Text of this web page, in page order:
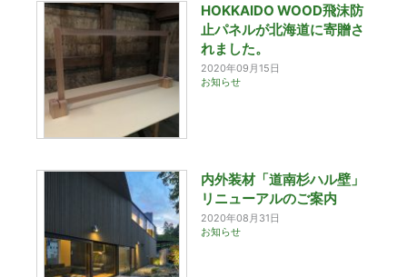
ニ
HOKKAIDO WOOD飛沫防
止パネルが北海道に寄贈さ
れました。
2020年09月15日
お知らせ
内外装材「道南杉ハル壁」
リニューアルのご案内
2020年08月31日
お知らせ